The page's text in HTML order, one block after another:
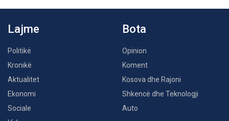
Lajme
Politikë
Kronikë
Aktualitet
Ekonomi
Sociale
Bota
Opinion
Koment
Kosova dhe Rajoni
Shkencë dhe Teknologji
Auto